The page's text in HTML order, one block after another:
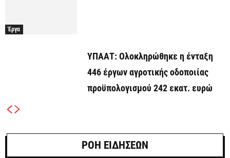
Έργα
ΥΠΑΑΤ: Ολοκληρώθηκε η ένταξη
446 έργων αγροτικής οδοποιίας
προϋπολογισμού 242 εκατ. ευρώ
ΡΟΗ ΕΙΔΗΣΕΩΝ